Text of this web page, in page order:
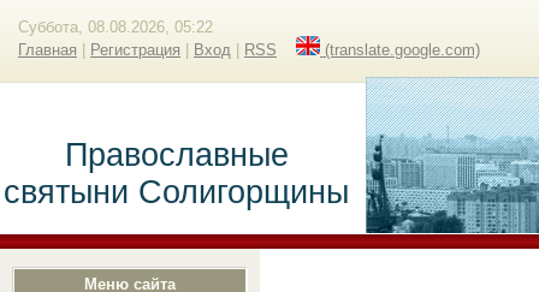
Суббота, 08.08.2026, 05:22
Главная
Регистрация Вход RSS (translate.google.com)
Православные
святыни Солигорщины
Меню сайта